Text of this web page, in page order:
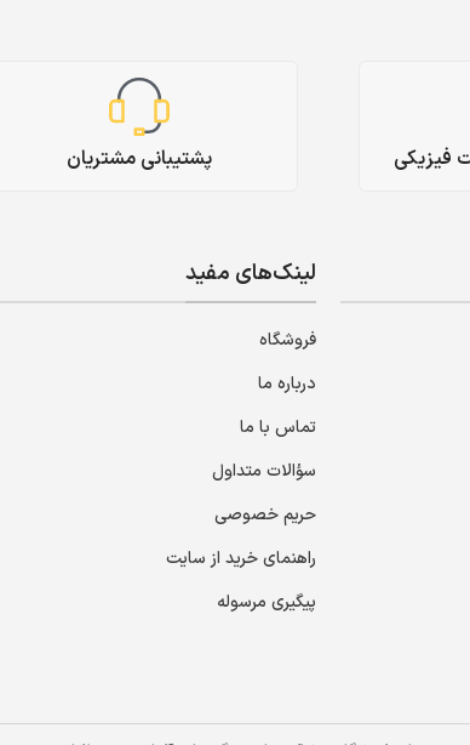
فیزیکی پشتیبانی مشتریان
لینک‌های مفید
فروشگاه
درباره ما
تماس با ما
سؤالات متداول
حریم خصوصی
راهنمای خرید از سایت
پیگیری مرسوله